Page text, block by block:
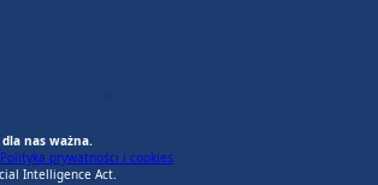
nas ważna.
Polityka prywatności i cookies
Intelligence Act.